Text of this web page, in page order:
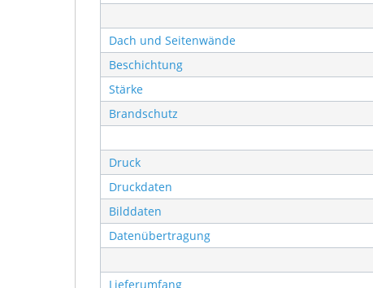
Dach und Seitenwände
Beschichtung
Stärke
Brandschutz
Druck
Druckdaten
Bilddaten
Datenübertragung
Lieferumfang